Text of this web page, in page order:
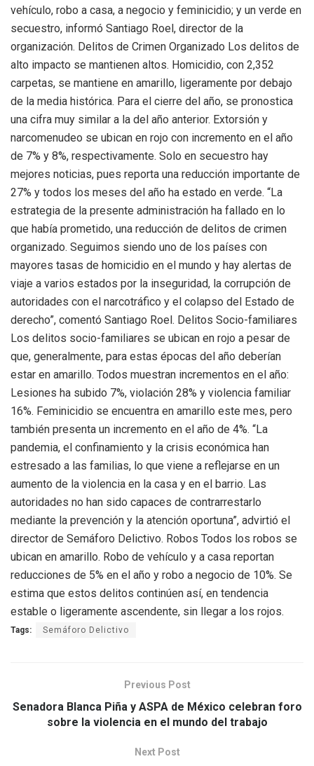
vehículo, robo a casa, a negocio y feminicidio; y un verde en
secuestro, informó Santiago Roel, director de la
organización. Delitos de Crimen Organizado Los delitos de
alto impacto se mantienen altos. Homicidio, con 2,352
carpetas, se mantiene en amarillo, ligeramente por debajo
de la media histórica. Para el cierre del año, se pronostica
una cifra muy similar a la del año anterior. Extorsión y
narcomenudeo se ubican en rojo con incremento en el año
de 7% y 8%, respectivamente. Solo en secuestro hay
mejores noticias, pues reporta una reducción importante de
27% y todos los meses del año ha estado en verde. “La
estrategia de la presente administración ha fallado en lo
que había prometido, una reducción de delitos de crimen
organizado. Seguimos siendo uno de los países con
mayores tasas de homicidio en el mundo y hay alertas de
viaje a varios estados por la inseguridad, la corrupción de
autoridades con el narcotráfico y el colapso del Estado de
derecho”, comentó Santiago Roel. Delitos Socio-familiares
Los delitos socio-familiares se ubican en rojo a pesar de
que, generalmente, para estas épocas del año deberían
estar en amarillo. Todos muestran incrementos en el año:
Lesiones ha subido 7%, violación 28% y violencia familiar
16%. Feminicidio se encuentra en amarillo este mes, pero
también presenta un incremento en el año de 4%. “La
pandemia, el confinamiento y la crisis económica han
estresado a las familias, lo que viene a reflejarse en un
aumento de la violencia en la casa y en el barrio. Las
autoridades no han sido capaces de contrarrestarlo
mediante la prevención y la atención oportuna”, advirtió el
director de Semáforo Delictivo. Robos Todos los robos se
ubican en amarillo. Robo de vehículo y a casa reportan
reducciones de 5% en el año y robo a negocio de 10%. Se
estima que estos delitos continúen así, en tendencia
estable o ligeramente ascendente, sin llegar a los rojos.
Tags: Semáforo Delictivo
Previous Post
Senadora Blanca Piña y ASPA de México celebran foro
sobre la violencia en el mundo del trabajo
Next Post